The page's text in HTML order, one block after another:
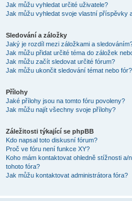
Jak můžu vyhledat určité uživatele?
Jak můžu vyhledat svoje vlastní příspěvky
Sledování a záložky
Jaký je rozdíl mezi záložkami a
Jak můžu přidat určité téma do záložek
Jak můžu začít sledovat určité fórum?
Jak můžu ukončit sledování témat nebo fór?
Přílohy
Jaké přílohy jsou na tomto fóru povoleny?
Jak můžu najít všechny svoje přílohy?
Záležitosti týkající se phpBB
Kdo napsal toto diskusní fórum?
Proč ve fóru není funkce XY?
Koho mám kontaktovat ohledně stížnosti
tohoto fóra?
Jak můžu kontaktovat administrátora fóra?